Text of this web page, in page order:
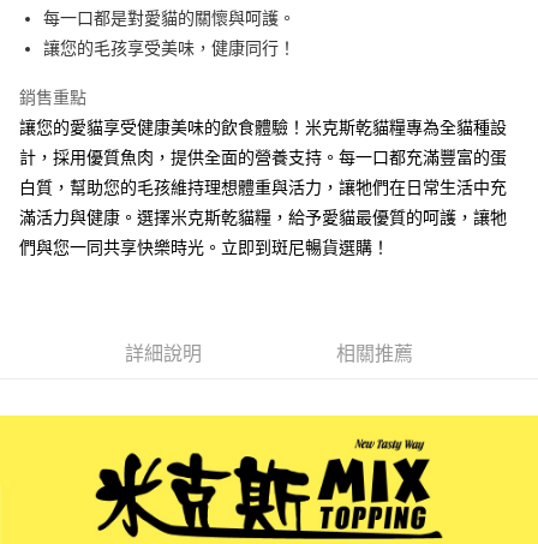
悠遊付
ATM付款
全家取貨付款
每筆NT$60，滿NT$1,000(含以上)免運費
7-11取貨付款
每筆NT$100，滿NT$1,000(含以上)免運費
每一口都是對愛貓的關懷與呵護。
讓您的毛孩享受美味，健康同行！
銷售重點
讓您的愛貓享受健康美味的飲食體驗！米克斯乾貓糧專為全貓種設
計，採用優質魚肉，提供全面的營養支持。每一口都充滿豐富的蛋
白質，幫助您的毛孩維持理想體重與活力，讓牠們在日常生活中充
滿活力與健康。選擇米克斯乾貓糧，給予愛貓最優質的呵護，讓牠
們與您一同共享快樂時光。立即到斑尼暢貨選購！
詳細說明 相關推薦